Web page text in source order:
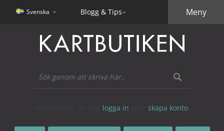
Svenska Blogg & Tips
logga in skapa konto
Meny